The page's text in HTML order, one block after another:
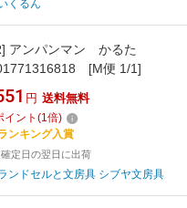
くるん
アンパンマン かるた
[M便 1/1]
円 送料無料
イント (1倍)
ンキング入賞
定日の翌日に出荷
ンドセルと文房具 シブヤ文房具